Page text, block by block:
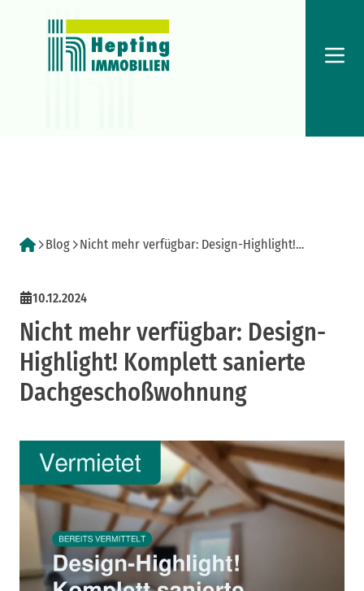
Blog
Nicht mehr verfügbar: Design-Highlight!
10.12.2024
Nicht mehr verfügbar: Design-
Highlight! Komplett sanierte
Dachgeschoßwohnung